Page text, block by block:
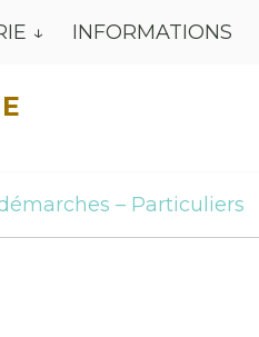
INFORMATIONS
– Particuliers